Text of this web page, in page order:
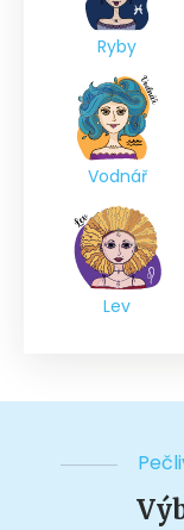
Ryby
Vodnář
Lev